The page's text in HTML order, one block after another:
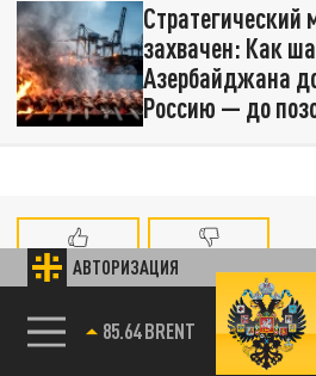
АВТОРИЗАЦИЯ
85.64 BRENT
Стратегический
захвачен: Как
Азербайджана
Россию — до
Технофашисты XXI века